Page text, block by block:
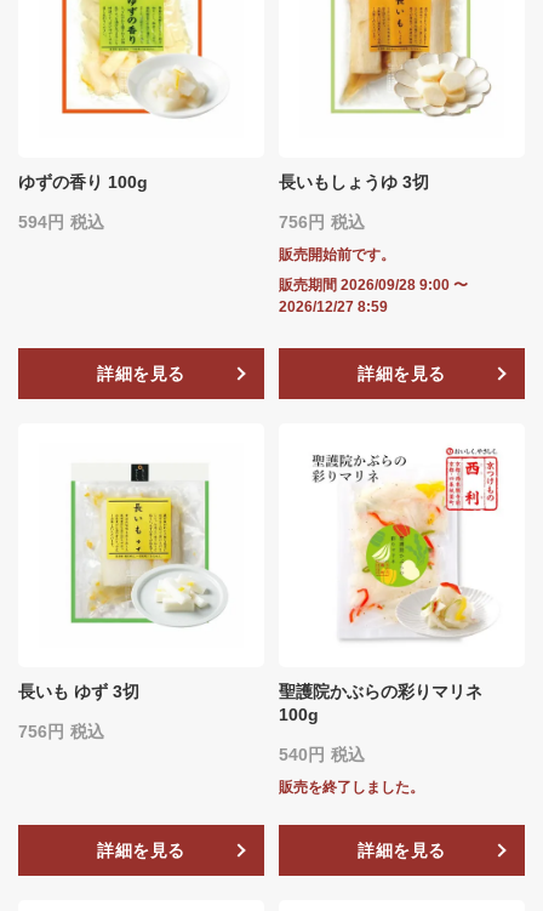
ゆずの香り 100g
594 税込
詳細を見る
長いもしょうゆ 3切
756 税込
販売開始前です。
販売期間 2026/09/28 9:00 〜
2026/12/27 8:59
詳細を見る
長いも ゆず 3切
756 税込
詳細を見る
聖護院かぶらの彩りマリネ
100g
540 税込
販売を終了しました。
詳細を見る